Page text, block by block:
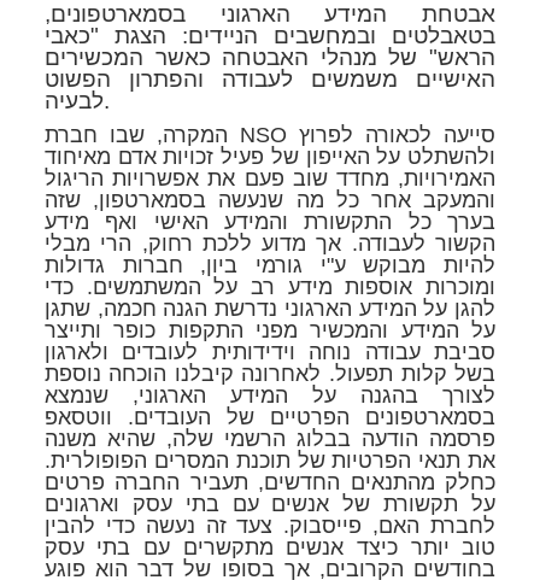
אבטחת המידע הארגוני בסמארטפונים,
בטאבלטים ובמחשבים הניידים: הצגת "כאבי
הראש" של מנהלי האבטחה כאשר המכשירים
האישיים משמשים לעבודה והפתרון הפשוט
לבעיה.
המקרה, שבו חברת NSO סייעה לכאורה לפרוץ
ולהשתלט על האייפון של פעיל זכויות אדם מאיחוד
האמירויות, מחדד שוב פעם את אפשרויות הריגול
והמעקב אחר כל מה שנעשה בסמארטפון, שזה
בערך כל התקשורת והמידע האישי ואף מידע
הקשור לעבודה. אך מדוע ללכת רחוק, הרי מבלי
להיות מבוקש ע"י גורמי ביון, חברות גדולות
ומוכרות אוספות מידע רב על המשתמשים. כדי
להגן על המידע הארגוני נדרשת הגנה חכמה, שתגן
על המידע והמכשיר מפני התקפות כופר ותייצר
סביבת עבודה נוחה וידידותית לעובדים ולארגון
בשל קלות תפעול. לאחרונה קיבלנו הוכחה נוספת
לצורך בהגנה על המידע הארגוני, שנמצא
בסמארטפונים הפרטיים של העובדים. ווטסאפ
פרסמה הודעה בבלוג הרשמי שלה, שהיא משנה
את תנאי הפרטיות של תוכנת המסרים הפופולרית.
כחלק מהתנאים החדשים, תעביר החברה פרטים
על תקשורת של אנשים עם בתי עסק וארגונים
לחברת האם, פייסבוק. צעד זה נעשה כדי להבין
טוב יותר כיצד אנשים מתקשרים עם בתי עסק
בחודשים הקרובים, אך בסופו של דבר הוא פוגע